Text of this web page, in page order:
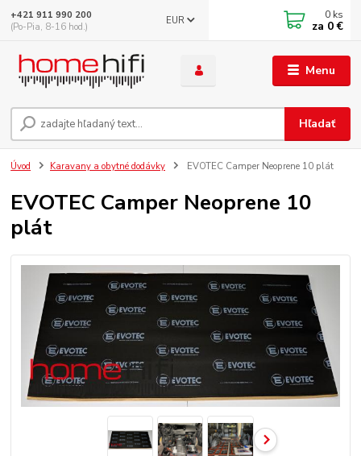
Menu
EUR
Hľadať
+421 911 990 200
(Po-Pia, 8-16 hod.)
0 ks
za 0 €
Úvod Karavany a obytné dodávky EVOTEC Camper Neoprene 10 plát
EVOTEC Camper Neoprene 10
plát